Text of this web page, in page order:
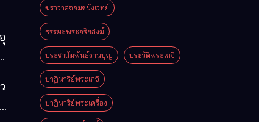
ฆราวาสจอมขมังเวทย์
ธรรมะพระอริยสงฆ์
ประชาสัมพันธ์งานบุญ ประวัติพระเกจิ
ปาฏิหาริย์พระเกจิ
ปาฏิหาริย์พระเครื่อง